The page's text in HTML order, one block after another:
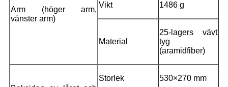
Arm (höger arm,
vänster arm)
Vikt 1486 g
Material
25-lagers vävt
tyg
(aramidfiber)
Storlek 530×270 mm